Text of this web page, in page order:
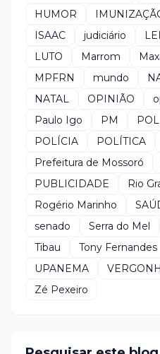
HUMOR
ISAAC
judiciário LEI
LUTO
Marrom
MPFRN
mundo
NATAL
OPINIÃO
Paulo Igo
PM POL
POLÍCIA
POLÍTICA
Prefeitura de Mossoró
PUBLICIDADE
Rio
Rogério Marinho
senado
Serra do Mel
Tibau
Tony Fernandes
UPANEMA
Zé Pexeiro